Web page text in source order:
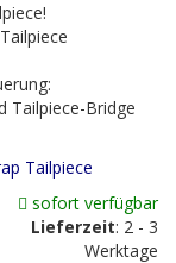
Tailpiece-Bridge
Tailpiece
sofort verfügbar
Lieferzeit: 2 - 3
Werktage